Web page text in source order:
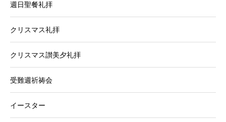
週日聖餐礼拝
クリスマス礼拝
クリスマス讃美夕礼拝
受難週祈祷会
イースター